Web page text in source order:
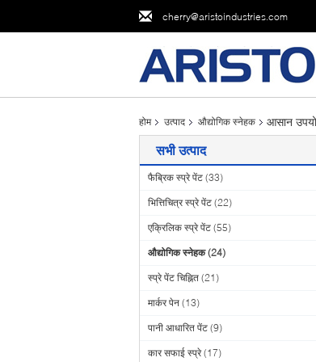
cherry@aristoindustries.com
होम उत्पाद औद्योगिक स्नेहक आसान
सभी उत्पाद
फैब्रिक स्प्रे पेंट (33)
भित्तिचित्र स्प्रे पेंट (22)
एक्रिलिक स्प्रे पेंट (55)
औद्योगिक स्नेहक (24)
स्प्रे पेंट चिह्नित (21)
मार्कर पेन (13)
पानी आधारित पेंट (9)
कार सफाई स्प्रे (17)